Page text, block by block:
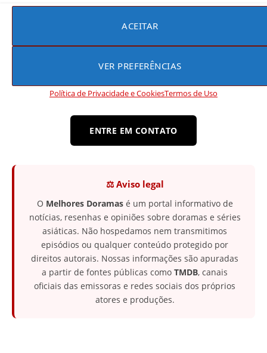
ACEITAR
VER PREFERÊNCIAS
Política de Privacidade e CookiesTermos de Uso
e fique por dentro de tudo que acontece
noviki Rakutene naNetflix.
Encontrou algum erro?
ENTRE EM CONTATO
⚖️ Aviso legal
O Melhores Doramasé um portal informativo de
notícias, resenhas e opiniões sobre doramas e séries
asiáticas. Não hospedamos nem transmitimos
episódios ou qualquer conteúdo protegido por
direitos autorais. Nossas informações são apuradas
a partir de fontes públicas como TMDB, canais
oficiais das emissoras e redes sociais dos próprios
atores e produções.